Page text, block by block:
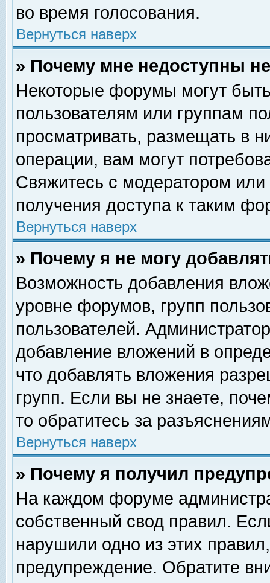
во время голосования.
Вернуться наверх
» Почему мне недоступны
Некоторые форумы могут
пользователям или группам
просматривать, размещать в
операции, вам могут
Свяжитесь с модератором
получения доступа к таким
Вернуться наверх
» Почему я не могу
Возможность добавления
уровне форумов, групп
пользователей.
добавление вложений в
что добавлять вложения
групп. Если вы не знаете,
то обратитесь за
Вернуться наверх
» Почему я получил
На каждом форуме
собственный свод правил.
нарушили одно из этих
предупреждение. Обратите